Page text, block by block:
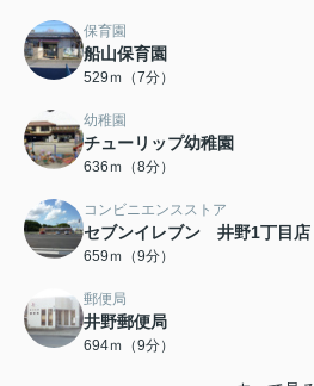
保育園
船山保育園
529ｍ（7分）
幼稚園
チューリップ幼稚園
636ｍ（8分）
コンビニエンスストア
セブンイレブン 井野1丁目店
659ｍ（9分）
郵便局
井野郵便局
694ｍ（9分）